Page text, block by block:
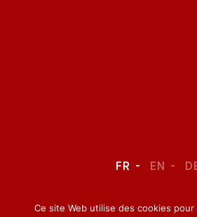
FR EN
LEGAL NOTICE–
Ce site Web utilise des cookies